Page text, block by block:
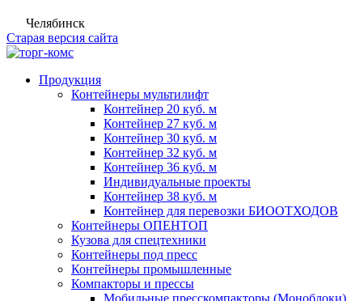
Челябинск
Старая версия сайта
Продукция
Контейнеры мультилифт
Контейнер 20 куб. м
Контейнер 27 куб. м
Контейнер 30 куб. м
Контейнер 32 куб. м
Контейнер 36 куб. м
Индивидуальные проекты
Контейнер 38 куб. м
Контейнер для перевозки БИООТХОДОВ
Контейнеры ОПЕНТОП
Кузова для спецтехники
Контейнеры под пресс
Контейнеры промышленные
Компакторы и прессы
Мобильные пресскомпакторы (Моноблоки)